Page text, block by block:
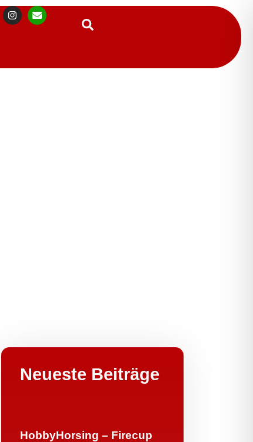
Suchen
Neueste Beiträge
HobbyHorsing – Firecup